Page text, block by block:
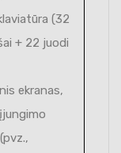
(32
+ 22 juodi
ekranas,